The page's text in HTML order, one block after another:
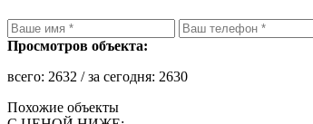
Просмотров объекта:
всего: 2632 / за сегодня: 2630
Похожие объекты